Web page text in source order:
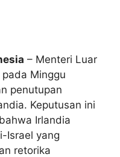
– Menteri Luar
pada Minggu
penutupan
Keputusan ini
Irlandia
Israel yang
retorika